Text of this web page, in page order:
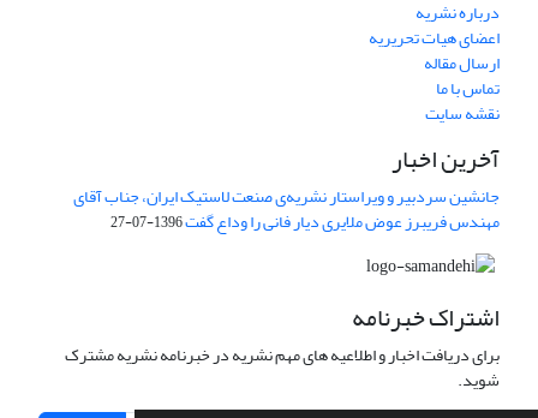
درباره نشریه
اعضای هیات تحریریه
ارسال مقاله
تماس با ما
نقشه سایت
آخرین اخبار
جانشین سردبیر و ویراستار نشریه‌ی صنعت لاستیک ایران، جناب آقای
مهندس فریبرز عوض ملایری دیار فانی را وداع گفت1396-07-27
اشتراک خبرنامه
برای دریافت اخبار و اطلاعیه های مهم نشریه در خبرنامه نشریه مشترک
شوید.